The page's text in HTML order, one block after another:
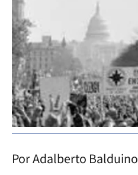
Por Adalberto Balduino